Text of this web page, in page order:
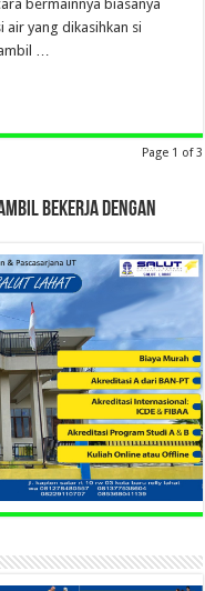
bermainnya biasanya
air yang dikasihkan si
…
Page 1 of 3
BEKERJA DENGAN